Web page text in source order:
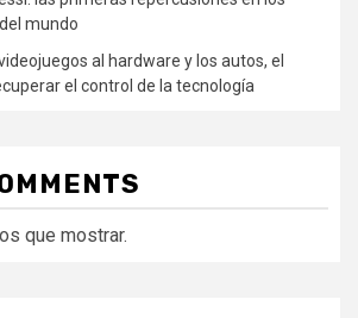
mundo
al hardware y los autos, el
el control de la tecnología
que mostrar.